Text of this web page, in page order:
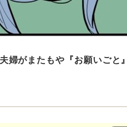
婦がまたもや『お願いご